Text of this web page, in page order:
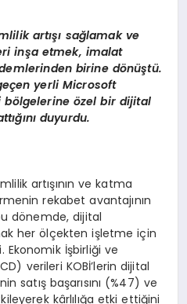
artışı sağlamak ve
inşa etmek, imalat
birine dönüştü.
yerli Microsoft
bölgelerine özel bir dijital
duyurdu.
artışının ve katma
rekabet avantajının
dönemde, dijital
her ölçekten işletme için
Ekonomik İşbirliği ve
verileri KOBİ’lerin dijital
satış başarısını (%47) ve
kârlılığa etki ettiğini